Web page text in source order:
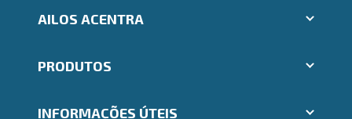
AILOS ACENTRA
Indique um amigo
Trabalhe Conosco
PRODUTOS
INFORMAÇÕES ÚTEIS